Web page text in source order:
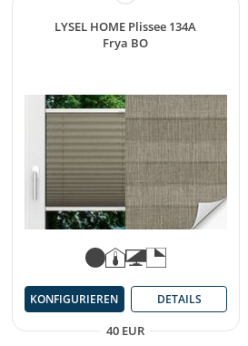
LYSEL HOME Plissee 134A
Frya BO
40 EUR
KONFIGURIEREN DETAILS